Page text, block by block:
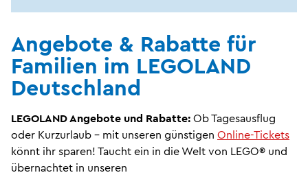
Angebote & Rabatte für
Familien im LEGOLAND
Deutschland
LEGOLAND Angebote und Rabatte: Ob Tagesausflug
oder Kurzurlaub – mit unseren günstigen Online-Tickets
könnt ihr sparen! Taucht ein in die Welt von LEGO® und
übernachtet in unseren